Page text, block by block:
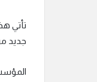
تأتي
جديد